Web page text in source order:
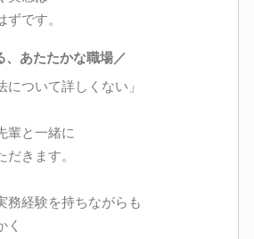
です。
、あたたかな職場／
について詳しくない」
輩と一緒に
きます。
務経験を持ちながらも
く